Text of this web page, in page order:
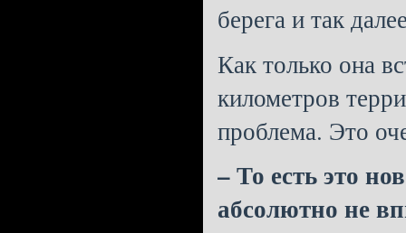
берега и так
Как только она
километров
проблема. Это
– То есть это
абсолютно не